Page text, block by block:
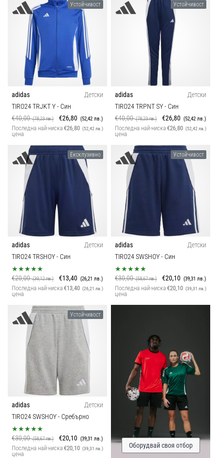
Устойчивост
adidas
Детски
TIRO24 TRJKT Y- Син
€40,00(78,23 лв.) €26,80 (52,42 лв.)
Последна най-ниска
цена
€26,80 (52,42 лв.)
Устойчивост
adidas
Детски
TIRO24 TRPNT SY- Син
€40,00(78,23 лв.) €26,80 (52,42 лв.)
Последна най-ниска
цена
€26,80 (52,42 лв.)
Ексклузивно
adidas
Детски
TIRO24 TRSHOY- Син
€20,00(39,12 лв.) €13,40 (26,21 лв.)
Последна най-ниска
цена
€13,40 (26,21 лв.)
Устойчивост
adidas
Детски
TIRO24 SWSHOY- Син
€30,00(58,67 лв.) €20,10 (39,31 лв.)
Последна най-ниска
цена
€20,10 (39,31 лв.)
Устойчивост
adidas
Детски
TIRO24 SWSHOY- Сребърно
€30,00(58,67 лв.) €20,10 (39,31 лв.)
Последна най-ниска
цена
€20,10 (39,31 лв.) Оборудвай своя отбор